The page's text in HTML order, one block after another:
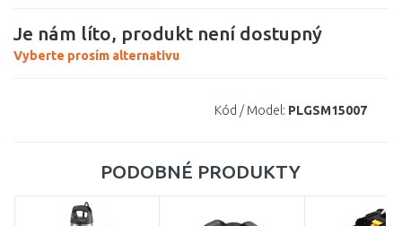
Je nám líto, produkt není dostupný
Vyberte prosím alternativu
Kód / Model: PLGSM15007
PODOBNÉ PRODUKTY